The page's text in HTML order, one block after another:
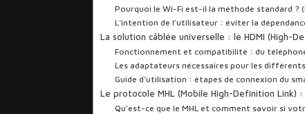
Pourquoi le Wi-Fi est-il la méthode standard ?
L’intention de l’utilisateur : éviter la
La solution câblée universelle : le HDMI (High-
Fonctionnement et compatibilité : du
Les adaptateurs nécessaires pour les
Guide d’utilisation : étapes de connexion du
Le protocole MHL (Mobile High-Definition Link)
Qu’est-ce que le MHL et comment savoir si